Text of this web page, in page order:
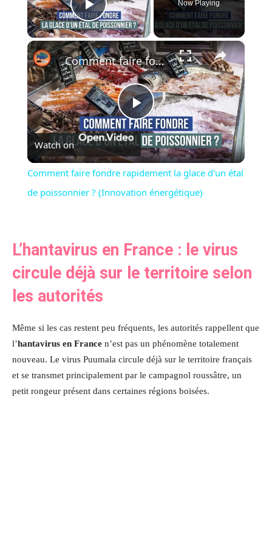
Play Video
Now Playing
×
Play
Video
Comment faire fondre rapidement la glace d'un étal de poissonnier ? (Innovation énergétique)
Watch on
Comment faire fondre rapidement la glace d'un étal
de poissonnier ? (Innovation énergétique)
L’hantavirus en France : le virus
circule déjà sur le territoire selon
les autorités
Même si les cas restent peu fréquents, les autorités rappellent que
l’hantavirus en France n’est pas un phénomène totalement
nouveau. Le virus Puumala circule déjà sur le territoire français
et se transmet principalement par le campagnol roussâtre, un
petit rongeur présent dans certaines régions boisées.